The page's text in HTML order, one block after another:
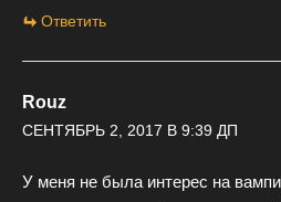
Ответить
Rouz
СЕНТЯБРЬ 2, 2017 В 9:39 ДП
У меня не была интерес на